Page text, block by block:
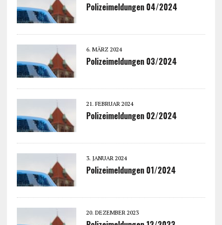
Polizeimeldungen 04/2024
6. MÄRZ 2024
Polizeimeldungen 03/2024
21. FEBRUAR 2024
Polizeimeldungen 02/2024
3. JANUAR 2024
Polizeimeldungen 01/2024
20. DEZEMBER 2023